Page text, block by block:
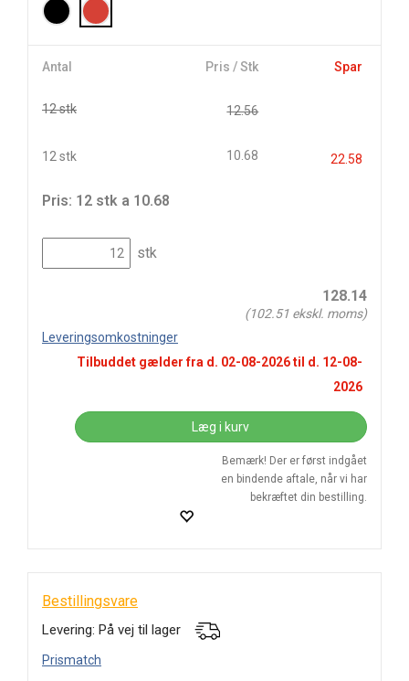
Antal Pris / Stk Spar
12 stk 12.56
12 stk 10.68 22.58
Pris: 12 stk a 10.68
stk
128.14
(102.51 ekskl. moms)
Leveringsomkostninger
Tilbuddet gælder fra d. 02-08-2026til d. 12-08-
2026
Læg i kurv
Bemærk! Der er først indgået
en bindende aftale, når vi har
bekræftet din bestilling.
Bestillingsvare
Levering: På vej til lager
Prismatch